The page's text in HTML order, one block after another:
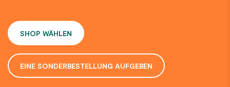
SHOP WÄHLEN
EINE SONDERBESTELLUNG AUFGEBEN